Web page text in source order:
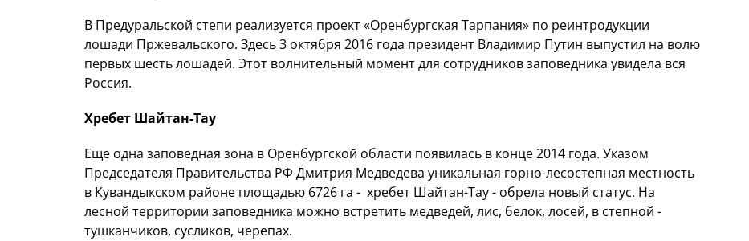
В Предуральской степи реализуется проект «Оренбургская Тарпания» по реинтродукции
лошади Пржевальского. Здесь 3 октября 2016 года президент Владимир Путин выпустил на волю
первых шесть лошадей. Этот волнительный момент для сотрудников заповедника увидела вся
Россия.
Хребет Шайтан-Тау
Еще одна заповедная зона в Оренбургской области появилась в конце 2014 года. Указом
Председателя Правительства РФ Дмитрия Медведева уникальная горно-лесостепная местность
в Кувандыкском районе площадью 6726 га - хребет Шайтан-Тау - обрела новый статус. На
лесной территории заповедника можно встретить медведей, лис, белок, лосей, в степной -
тушканчиков, сусликов, черепах.